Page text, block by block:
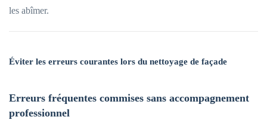
les abîmer.
Éviter les erreurs courantes lors du nettoyage de façade
Erreurs fréquentes commises sans accompagnement
professionnel